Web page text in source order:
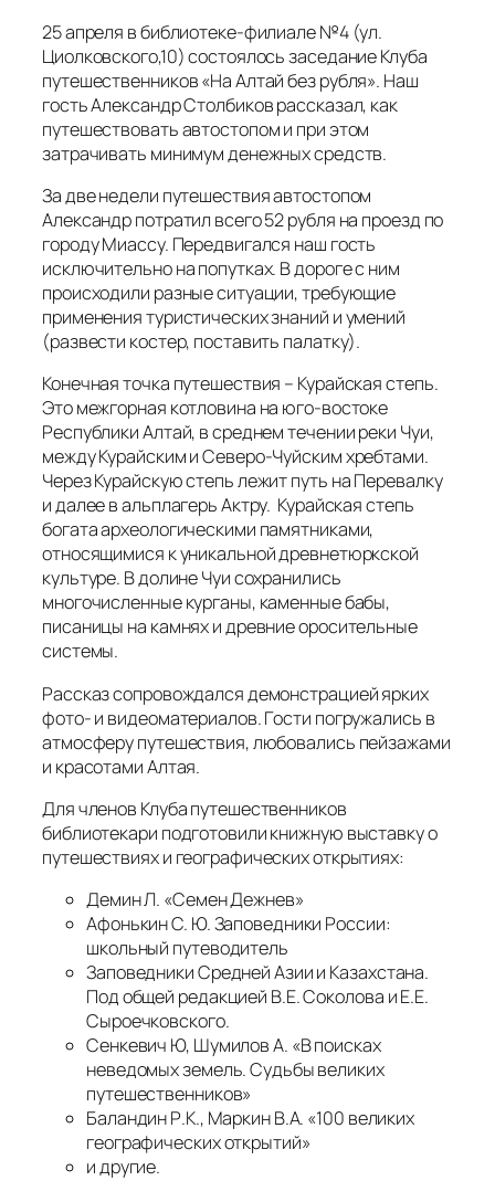
25 апреля в библиотеке-филиале №4 (ул.
Циолковского,10) состоялось заседание Клуба
путешественников «На Алтай без рубля». Наш
гость Александр Столбиков рассказал, как
путешествовать автостопом и при этом
затрачивать минимум денежных средств.
За две недели путешествия автостопом
Александр потратил всего 52 рубля на проезд по
городу Миассу. Передвигался наш гость
исключительно на попутках. В дороге с ним
происходили разные ситуации, требующие
применения туристических знаний и умений
(развести костер, поставить палатку).
Конечная точка путешествия – Курайская степь.
Это межгорная котловина на юго-востоке
Республики Алтай, в среднем течении реки Чуи,
между Курайским и Северо-Чуйским хребтами.
Через Курайскую степь лежит путь на Перевалку
и далее в альплагерь Актру. Курайская степь
богата археологическими памятниками,
относящимися к уникальной древнетюркской
культуре. В долине Чуи сохранились
многочисленные курганы, каменные бабы,
писаницы на камнях и древние оросительные
системы.
Рассказ сопровождался демонстрацией ярких
фото- и видеоматериалов. Гости погружались в
атмосферу путешествия, любовались пейзажами
и красотами Алтая.
Для членов Клуба путешественников
библиотекари подготовили книжную выставку о
путешествиях и географических открытиях:
Демин Л. «Семен Дежнев»
Афонькин С. Ю. Заповедники России:
школьный путеводитель
Заповедники Средней Азии и Казахстана.
Под общей редакцией В.Е. Соколова и Е.Е.
Сыроечковского.
Сенкевич Ю, Шумилов А. «В поисках
неведомых земель. Судьбы великих
путешественников»
Баландин Р.К., Маркин В.А. «100 великих
географических открытий»
и другие.